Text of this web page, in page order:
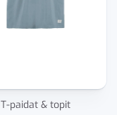
T-paidat & topit